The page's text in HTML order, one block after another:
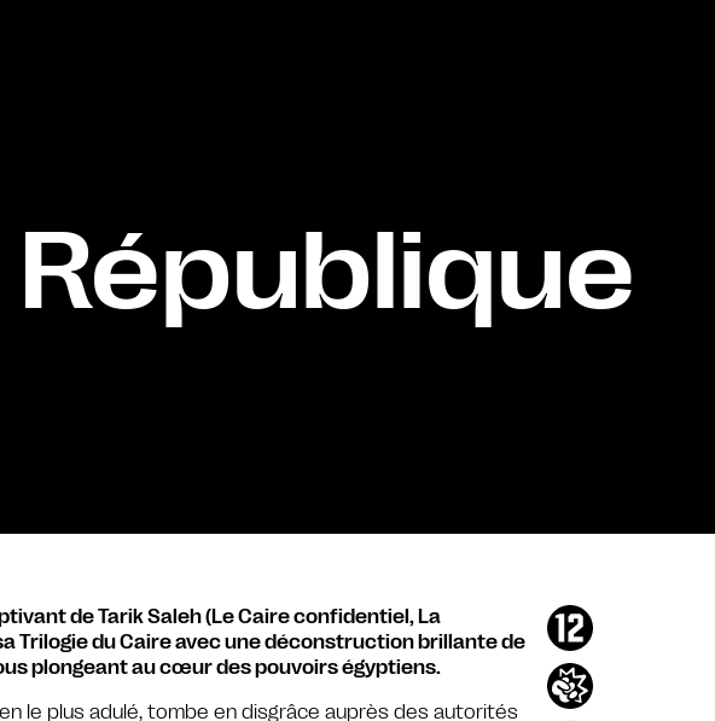
de Tarik Saleh (Le Caire confidentiel, La
Trilogie du Caire avec une déconstruction brillante de
plongeant au cœur des pouvoirs égyptiens.
le plus adulé, tombe en disgrâce auprès des autorités